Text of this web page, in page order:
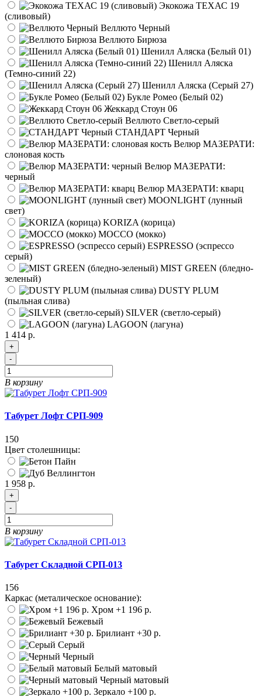
Экокожа ТЕХАС 19
(сливовый)
Веллюто Черный
Веллюто Бирюза
Шенилл Аляска (Белый 01)
Шенилл Аляска
(Темно-синий 22)
Шенилл Аляска (Серый 27)
Букле Ромео (Белый 02)
Жеккард Стоун 06
Веллюто Светло-серый
СТАНДАРТ Черный
Велюр МАЗЕРАТИ:
слоновая кость
Велюр МАЗЕРАТИ:
черный
Велюр МАЗЕРАТИ: кварц
MOONLIGHT (лунный
свет)
KORIZA (корица)
MOCCO (мокко)
ESPRESSO (эспрессо
серый)
MIST GREEN (бледно-
зеленый)
DUSTY PLUM
(пыльная слива)
SILVER (светло-серый)
LAGOON (лагуна)
1 414 р.
+
-
В корзину
Табурет Лофт СРП-909
150
Цвет столешницы:
1 958 р.
+
-
В корзину
Табурет Складной СРП-013
156
Каркас (металическое основание):
Хром +1 196 р.
Бежевый
Брилиант +30 р.
Серый
Черный
Белый матовый
Черный матовый
Зеркало +100 р.